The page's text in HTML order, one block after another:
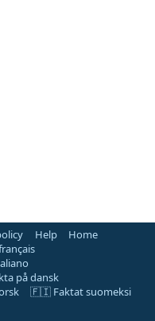
Help
Home
på dansk
🇫🇮 Faktat suomeksi